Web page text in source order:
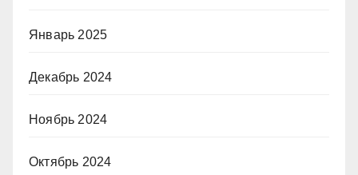
Январь 2025
Декабрь 2024
Ноябрь 2024
Октябрь 2024